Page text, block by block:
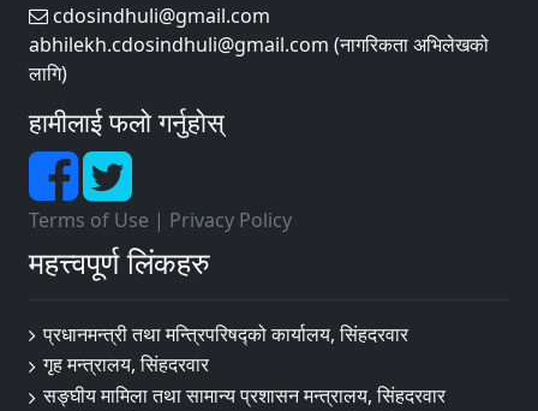
cdosindhuli@gmail.com
abhilekh.cdosindhuli@gmail.com (नागरिकता अभिलेखको
लागि)
हामीलाई फलो गर्नुहोस्
Terms of Use | Privacy Policy
महत्त्वपूर्ण लिंकहरु
प्रधानमन्त्री तथा मन्त्रिपरिषद्को कार्यालय, सिंहदरवार
गृह मन्त्रालय, सिंहदरवार
सङ्‍घीय मामिला तथा सामान्य प्रशासन मन्त्रालय, सिंहदरवार